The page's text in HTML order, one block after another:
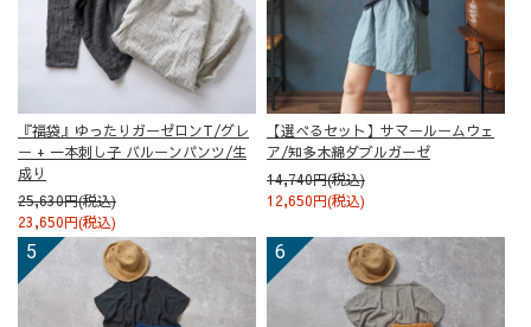
『福袋』ゆったりガーゼロンT/グレ
ー + 一本刺し子 バルーンパンツ/生
成り
25,630円(税込)
23,650円(税込)
【選べるセット】サマールームウェ
ア/知多木綿ダブルガーゼ
14,740円(税込)
12,650円(税込)